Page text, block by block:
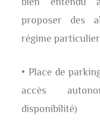
proposer des
régime
• Place de
accès
disponibilité)